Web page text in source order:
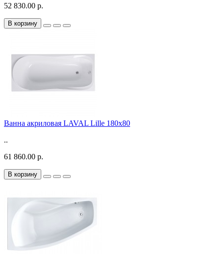
52 830.00 р.
В корзину
Ванна акриловая LAVAL Lille 180x80
..
61 860.00 р.
В корзину